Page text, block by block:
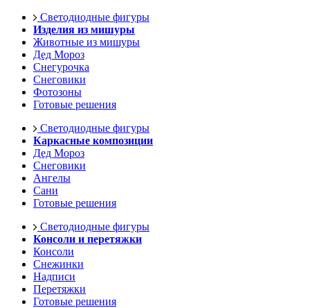
Светодиодные фигуры
Изделия из мишуры
Животные из мишуры
Дед Мороз
Снегурочка
Снеговики
Фотозоны
Готовые решения
Светодиодные фигуры
Каркасные композиции
Дед Мороз
Снеговики
Ангелы
Сани
Готовые решения
Светодиодные фигуры
Консоли и перетяжки
Консоли
Снежинки
Надписи
Перетяжки
Готовые решения